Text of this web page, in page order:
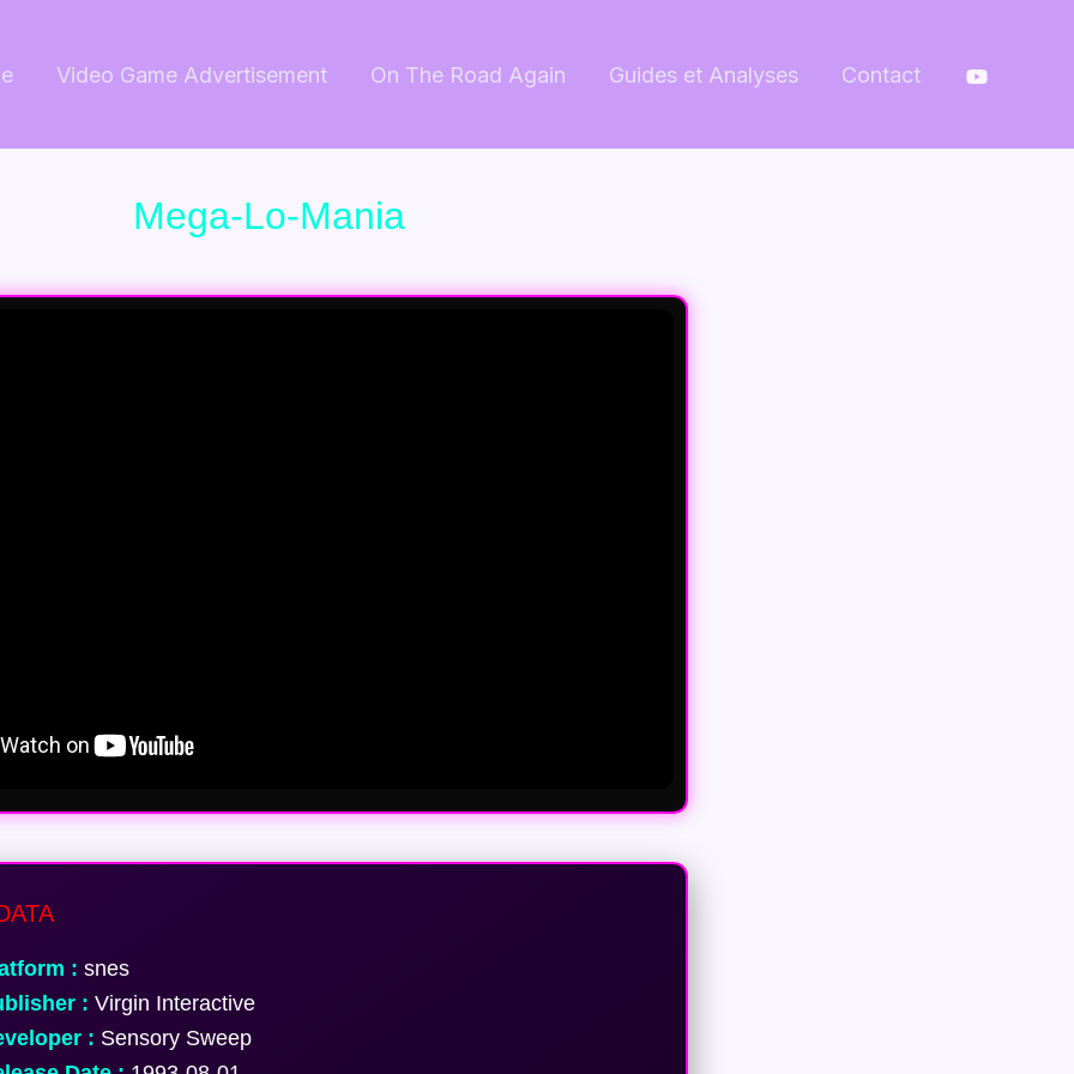
Video Game Advertisement On The Road Again Guides et Analyses Contact
Mega-Lo-Mania
: snes
: Virgin Interactive
: Sensory Sweep